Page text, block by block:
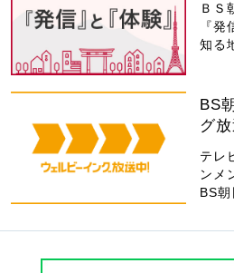
ＢＳ
『
知る
BS
グ放
テレ
ンメ
BS朝